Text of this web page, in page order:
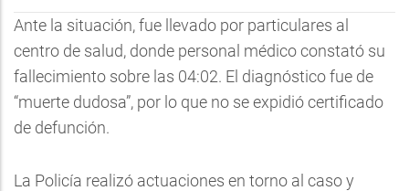
Ante la situación, fue llevado por particulares al
centro de salud, donde personal médico constató su
fallecimiento sobre las 04:02. El diagnóstico fue de
“muerte dudosa”, por lo que no se expidió certificado
de defunción.
La Policía realizó actuaciones en torno al caso y